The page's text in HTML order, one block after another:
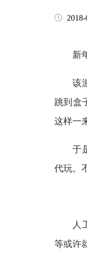
新年
该游
跳到盒
这样一
于是
代玩。
人工
等或许